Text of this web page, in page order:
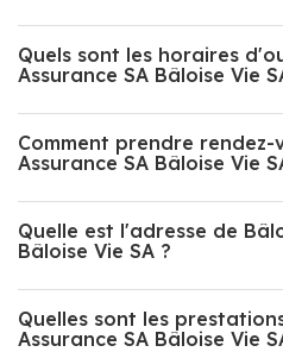
Quels sont les horaires
Assurance SA Bâloise Vie
Comment prendre rendez-
Assurance SA Bâloise Vie
Quelle est l'adresse de
Bâloise Vie SA ?
Quelles sont les
Assurance SA Bâloise Vie